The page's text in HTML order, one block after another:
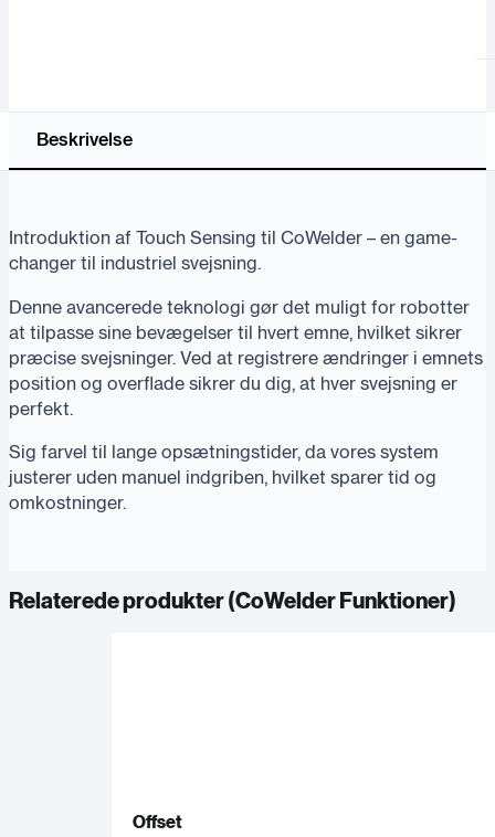
Beskrivelse
Introduktion af Touch Sensing til CoWelder – en game-
changer til industriel svejsning.
Denne avancerede teknologi gør det muligt for robotter
at tilpasse sine bevægelser til hvert emne, hvilket sikrer
præcise svejsninger. Ved at registrere ændringer i emnets
position og overflade sikrer du dig, at hver svejsning er
perfekt.
Sig farvel til lange opsætningstider, da vores system
justerer uden manuel indgriben, hvilket sparer tid og
omkostninger.
Relaterede produkter (CoWelder Funktioner)
Offset